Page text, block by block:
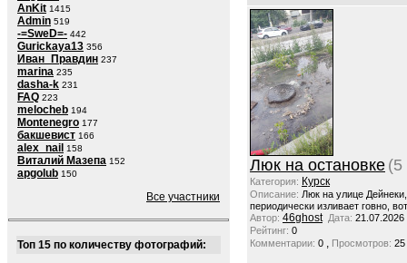
AnKit 1415
Admin 519
-=SweD=- 442
Gurickaya13 356
Иван_Правдин 237
marina 235
dasha-k 231
FAQ 223
melocheb 194
Montenegro 177
бакшевист 166
alex_nail 158
Виталий Мазепа 152
apgolub 150
Все участники
Топ 15 по количеству фотографий:
Люк на остановке (5
Категория: Курск
Описание: Люк на улице
периодически изливает говно,
Автор: 46ghost Дата: 21.07.2026
Рейтинг: 0
Комментарии: 0 , Просмотров: 25